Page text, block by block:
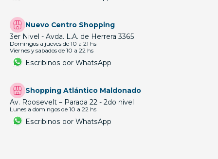
Nuevo Centro Shopping
3er Nivel - Avda. L.A. de Herrera 3365
Domingos a jueves de 10 a 21 hs
Viernes y sabados de 10 a 22 hs
Escribinos por WhatsApp
Shopping Atlántico Maldonado
Av. Roosevelt – Parada 22 - 2do nivel
Lunes a domingos de 10 a 22 hs
Escribinos por WhatsApp